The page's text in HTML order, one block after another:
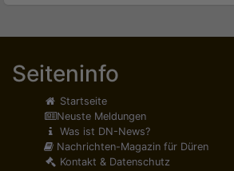
Seiteninfo
Startseite
Neuste Meldungen
Was ist DN-News?
Nachrichten-Magazin für Düren
Kontakt & Datenschutz